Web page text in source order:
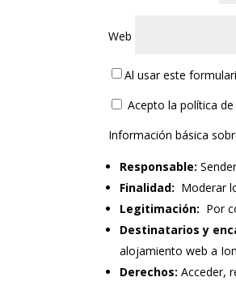
Web
Al usar este
Acepto la política de
Información básica
Responsable:
Finalidad: Moderar
Legitimación: Por
Destinatarios y
alojamiento web a
Derechos: Acceder,